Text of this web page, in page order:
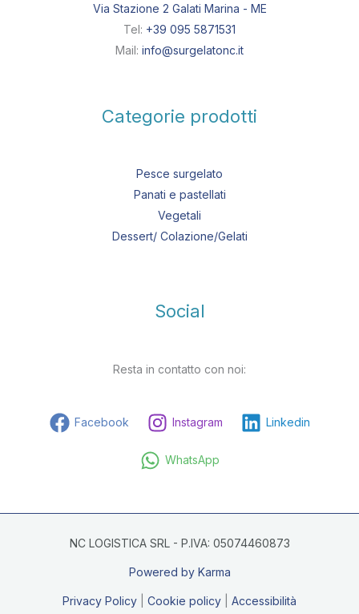
Via Stazione 2 Galati Marina - ME
Tel: +39 095 5871531
Mail: info@surgelatonc.it
Categorie prodotti
Pesce surgelato
Panati e pastellati
Vegetali
Dessert/ Colazione/Gelati
Social
Resta in contatto con noi:
Facebook Instagram Linkedin
WhatsApp
NC LOGISTICA SRL - P.IVA: 05074460873
Powered by Karma
Privacy Policy Cookie policy Accessibilità